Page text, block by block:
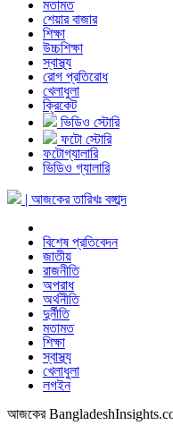
মতামত
শেয়ার বাজার
শিক্ষা
উচ্চশিক্ষা
স্বাস্থ্য
রোগ প্রতিরোধ
খেলাধুলা
ক্রিকেট
ভিডিও স্টোরি
ফটো স্টোরি
ফটোগ্যালারি
ভিডিও গ্যালারি
| আজকের তারিখঃ বঙ্গাব্দ
বিশেষ প্রতিবেদন
জাতীয়
রাজনীতি
অপরাধ
অর্থনীতি
দুর্নীতি
মতামত
শিক্ষা
স্বাস্থ্য
খেলাধুলা
লগইন
আজকের